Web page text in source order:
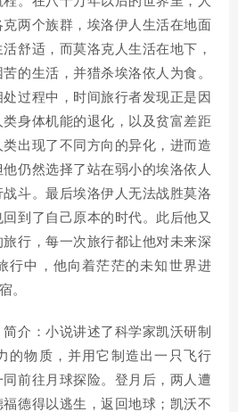
两个族群，埃洛伊人生活在地面
舒适，而莫洛克人生活在地下，
的生活，并猎杀埃洛依人为食。
过程中，时间旅行者发现正是因
身体机能的退化，以及贫富差距
出现了不同方向的异化，进而造
仍然选择了站在弱小的埃洛依人
斗。最后埃洛伊人无法战胜莫洛
到了自己原本的时代。此后他又
行，每一次旅行都让他对未来深
行中，他向着茫茫的未知世界进
。
简介：小说讲述了科学家凯沃研制
的物质，并用它制造出一只飞行
前往月球探险。登月后，两人遭
德得以逃生，返回地球；凯沃不